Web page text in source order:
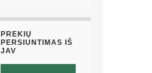
PREKIŲ
PERSIUNTIMAS IŠ
JAV